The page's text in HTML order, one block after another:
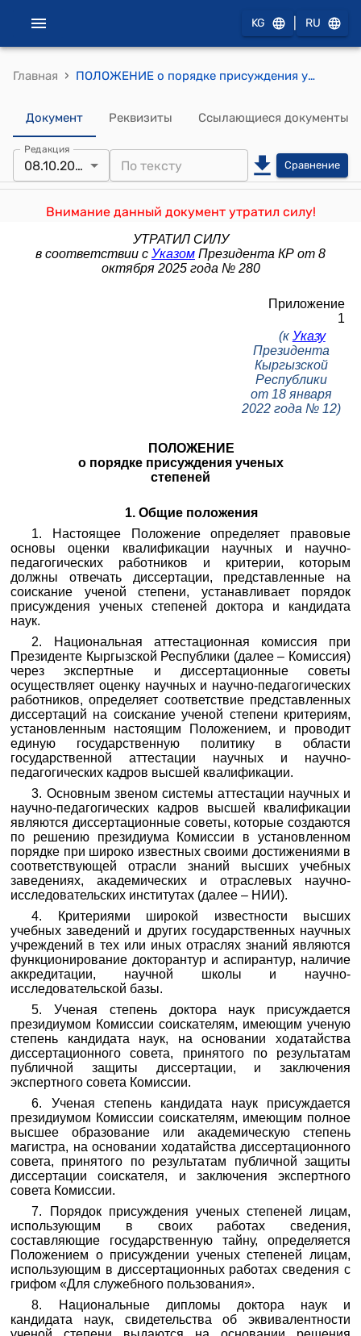
KG RU
Главная › ПОЛОЖЕНИЕ о порядке присуждения ученых степеней (к Указу Президента Кыргызской Республики от 18 января 2022 года № 12)
Документ Реквизиты Ссылающиеся документы
Редакция
08.10.2025 Сравнение
Внимание данный документ утратил силу!